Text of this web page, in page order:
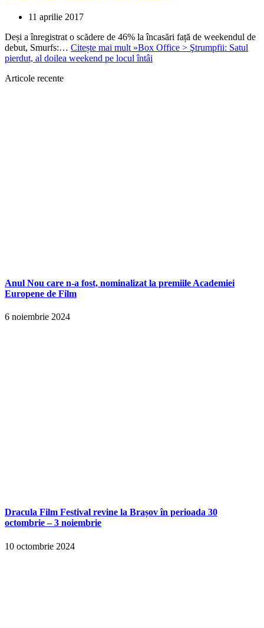
11 aprilie 2017
Deși a înregistrat o scădere de 46% la încasări față de weekendul de
debut, Smurfs:… Citește mai mult »Box Office > Ştrumpfii: Satul
pierdut, al doilea weekend pe locul întâi
Articole recente
Anul Nou care n-a fost, nominalizat la premiile Academiei
Europene de Film
6 noiembrie 2024
Dracula Film Festival revine la Brașov în perioada 30
octombrie – 3 noiembrie
10 octombrie 2024